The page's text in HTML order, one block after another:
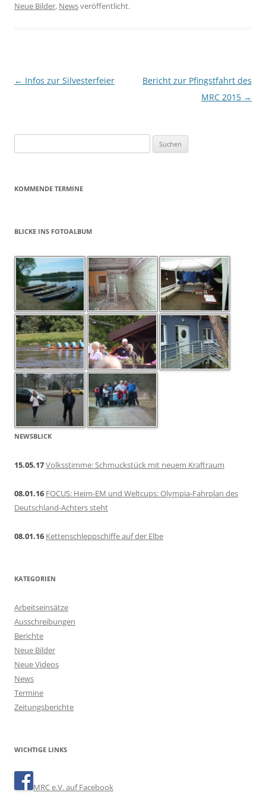
Neue Bilder, Newsveröffentlicht.
Beitragsnavigation
← Infos zur Silvesterfeier
Bericht zur Pfingstfahrt des
MRC 2015 →
nach:
KOMMENDE TERMINE
BLICKE INS FOTOALBUM
NEWSBLICK
15.05.17Volksstimme: Schmuckstück mit neuem Kraftraum
08.01.16 FOCUS: Heim-EM und Weltcups: Olympia-Fahrplan des
Deutschland-Achters steht
08.01.16 Kettenschleppschiffe auf der Elbe
KATEGORIEN
Arbeitseinsätze
Ausschreibungen
Berichte
Neue Bilder
Neue Videos
News
Termine
Zeitungsberichte
WICHTIGE LINKS
MRC e.V. auf Facebook